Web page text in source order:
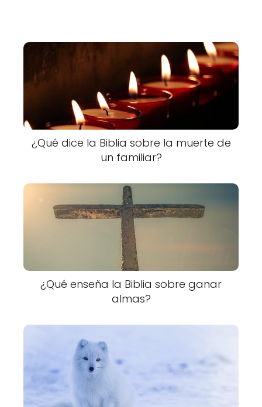
¿Qué dice la Biblia sobre la muerte de
un familiar?
¿Qué enseña la Biblia sobre ganar
almas?